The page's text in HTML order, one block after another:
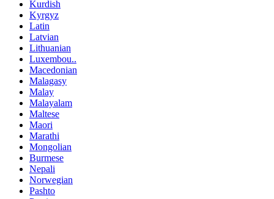
Kurdish
Kyrgyz
Latin
Latvian
Lithuanian
Luxembou..
Macedonian
Malagasy
Malay
Malayalam
Maltese
Maori
Marathi
Mongolian
Burmese
Nepali
Norwegian
Pashto